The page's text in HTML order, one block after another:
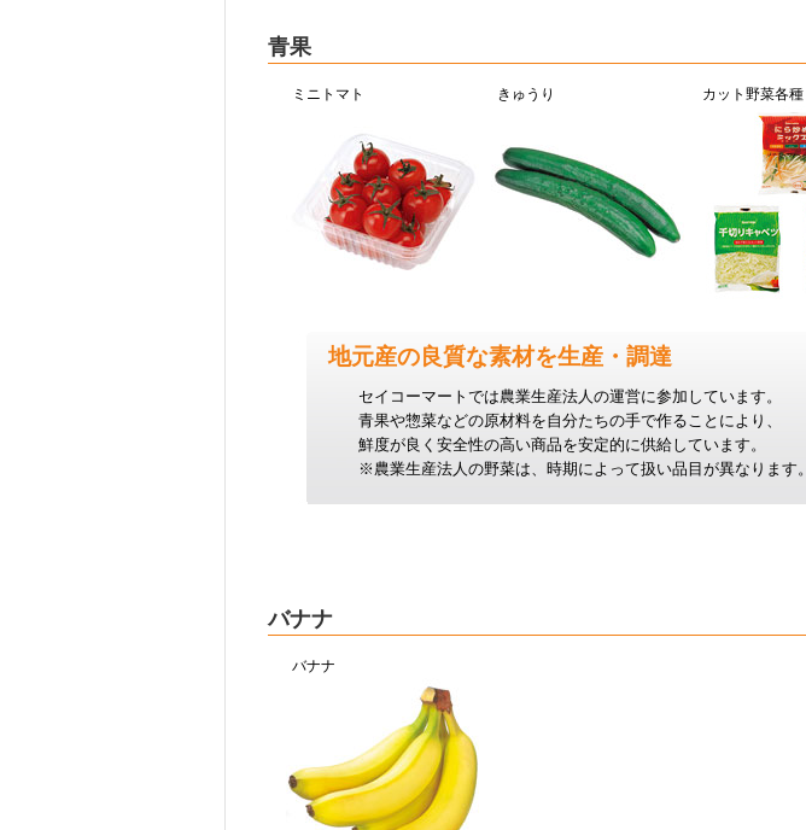
青果
ミニトマト きゅうり カット野菜各種
地元産の良質な素材を生産・調達
セイコーマートでは農業生産法人の運営に参加しています。
青果や惣菜などの原材料を自分たちの手で作ることにより、
鮮度が良く安全性の高い商品を安定的に供給しています。
※農業生産法人の野菜は、時期によって扱い品目が異なります。
バナナ
バナナ